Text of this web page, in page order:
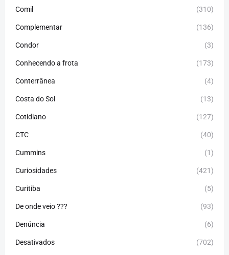
Comil (310)
Complementar (136)
Condor (3)
Conhecendo a frota (173)
Conterrânea (4)
Costa do Sol (13)
Cotidiano (127)
CTC (40)
Cummins (1)
Curiosidades (421)
Curitiba (5)
De onde veio ??? (93)
Denúncia (6)
Desativados (702)